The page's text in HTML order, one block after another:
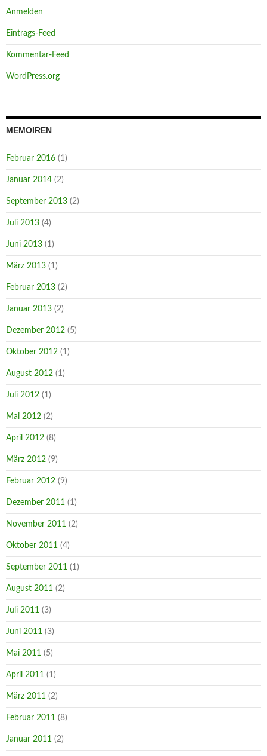
Anmelden
Eintrags-Feed
Kommentar-Feed
WordPress.org
MEMOIREN
Februar 2016 (1)
Januar 2014 (2)
September 2013 (2)
Juli 2013 (4)
Juni 2013 (1)
März 2013 (1)
Februar 2013 (2)
Januar 2013 (2)
Dezember 2012 (5)
Oktober 2012 (1)
August 2012 (1)
Juli 2012 (1)
Mai 2012 (2)
April 2012 (8)
März 2012 (9)
Februar 2012 (9)
Dezember 2011 (1)
November 2011 (2)
Oktober 2011 (4)
September 2011 (1)
August 2011 (2)
Juli 2011 (3)
Juni 2011 (3)
Mai 2011 (5)
April 2011 (1)
März 2011 (2)
Februar 2011 (8)
Januar 2011 (2)